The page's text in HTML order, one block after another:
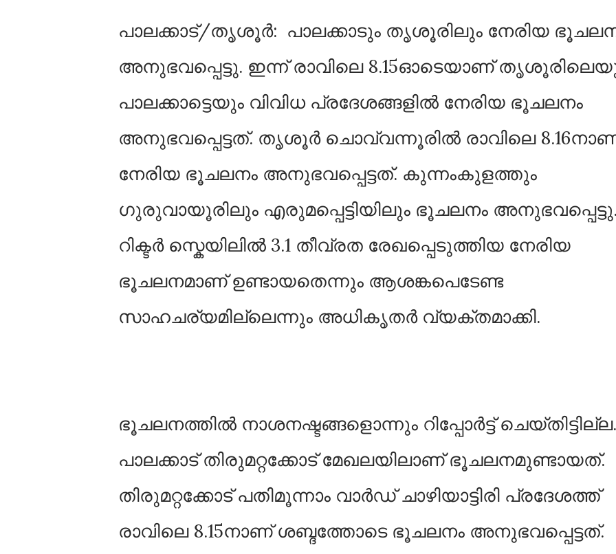
പാലക്കാട്/തൃശൂര്‍: പാലക്കാടും തൃശൂരിലും നേരിയ
അനുഭവപ്പെട്ടു. ഇന്ന് രാവിലെ 8.15ഓടെയാണ്
പാലക്കാട്ടെയും വിവിധ പ്രദേശങ്ങളില്‍ നേരിയ ഭൂചലനം
അനുഭവപ്പെട്ടത്. തൃശൂര്‍ ചൊവ്വന്നൂരില്‍ രാവിലെ
നേരിയ ഭൂചലനം അനുഭവപ്പെട്ടത്. കുന്നംകുളത്തും
ഗുരുവായൂരിലും എരുമപ്പെട്ടിയിലും ഭൂചലനം അനുഭവപ്പെട്ടു.
റിക്ടര്‍ സ്കെയിലില്‍ 3.1 തീവ്രത രേഖപ്പെടുത്തിയ നേരിയ
ഭൂചലനമാണ് ഉണ്ടായതെന്നും ആശങ്കപെടേണ്ട
സാഹചര്യമില്ലെന്നും അധികൃതര്‍ വ്യക്തമാക്കി.
ഭൂചലനത്തില്‍ നാശനഷ്ടങ്ങളൊന്നും റിപ്പോര്‍ട്ട് ചെയ്തിട്ടില്ല.
പാലക്കാട് തിരുമറ്റക്കോട് മേഖലയിലാണ് ഭൂചലനമുണ്ടായത്.
തിരുമറ്റക്കോട് പതിമൂന്നാം വാര്‍ഡ് ചാഴിയാട്ടിരി പ്രദേശത്ത്
രാവിലെ 8.15നാണ് ശബ്ദത്തോടെ ഭൂചലനം അനുഭവപ്പെട്ടത്.